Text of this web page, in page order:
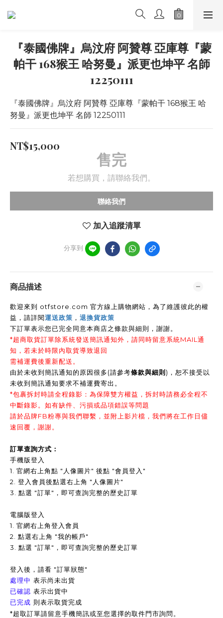
『泰國佛牌』烏汶府 阿贊尊 亞庫尊『蒙
帕干 168猴王 哈努曼』派更也坤平 名師
12250111
『泰國佛牌』烏汶府 阿贊尊 亞庫尊『蒙帕干 168猴王 哈
努曼』派更也坤平 名師 12250111
NT$15,000
售完
若想購買，請聯絡我們。
聯絡我們
加入追蹤清單
分享到
商品描述
歡迎來到 otfstore.com 官方線上購物網站，為了維護彼此的權
益，請詳閱運送政策 ， 退換貨政策
下訂單表示您已完全同意本商店之條款與細則，謝謝。
*超商取貨訂單除系統發送簡訊通知外，請同時留意系統MAIL通
知，若未於時限內取貨導致退回
需補運費後重新配送。
由於未收到簡訊通知的原因很多(請參考條款與細則 )，恕不接受以
未收到簡訊通知要求不補運費寄出。
*包裹拆封時請全程錄影：為保障雙方權益，拆封時請務必全程不
中斷錄影。如有缺件、污損或品項錯誤等問題
請於品牌FB粉專與我們聯繫，並附上影片檔，我們將在工作日儘
速回覆，謝謝。
訂單查詢方式：
手機版登入
1. 官網右上角點 "人像圖片" 後點 "會員登入"
2. 登入會員後點選右上角 "人像圖片"
3. 點選 "訂單"，即可查詢完整的歷史訂單
電腦版登入
1. 官網右上角登入會員
2. 點選右上角 "我的帳戶"
3. 點選 "訂單"，即可查詢完整的歷史訂單
登入後，請看 "訂單狀態"
處理中 表示尚未出貨
已確認 表示出貨中
已完成 則表示取貨完成
*超取訂單請留意手機簡訊或至您選擇的取件門市詢問。